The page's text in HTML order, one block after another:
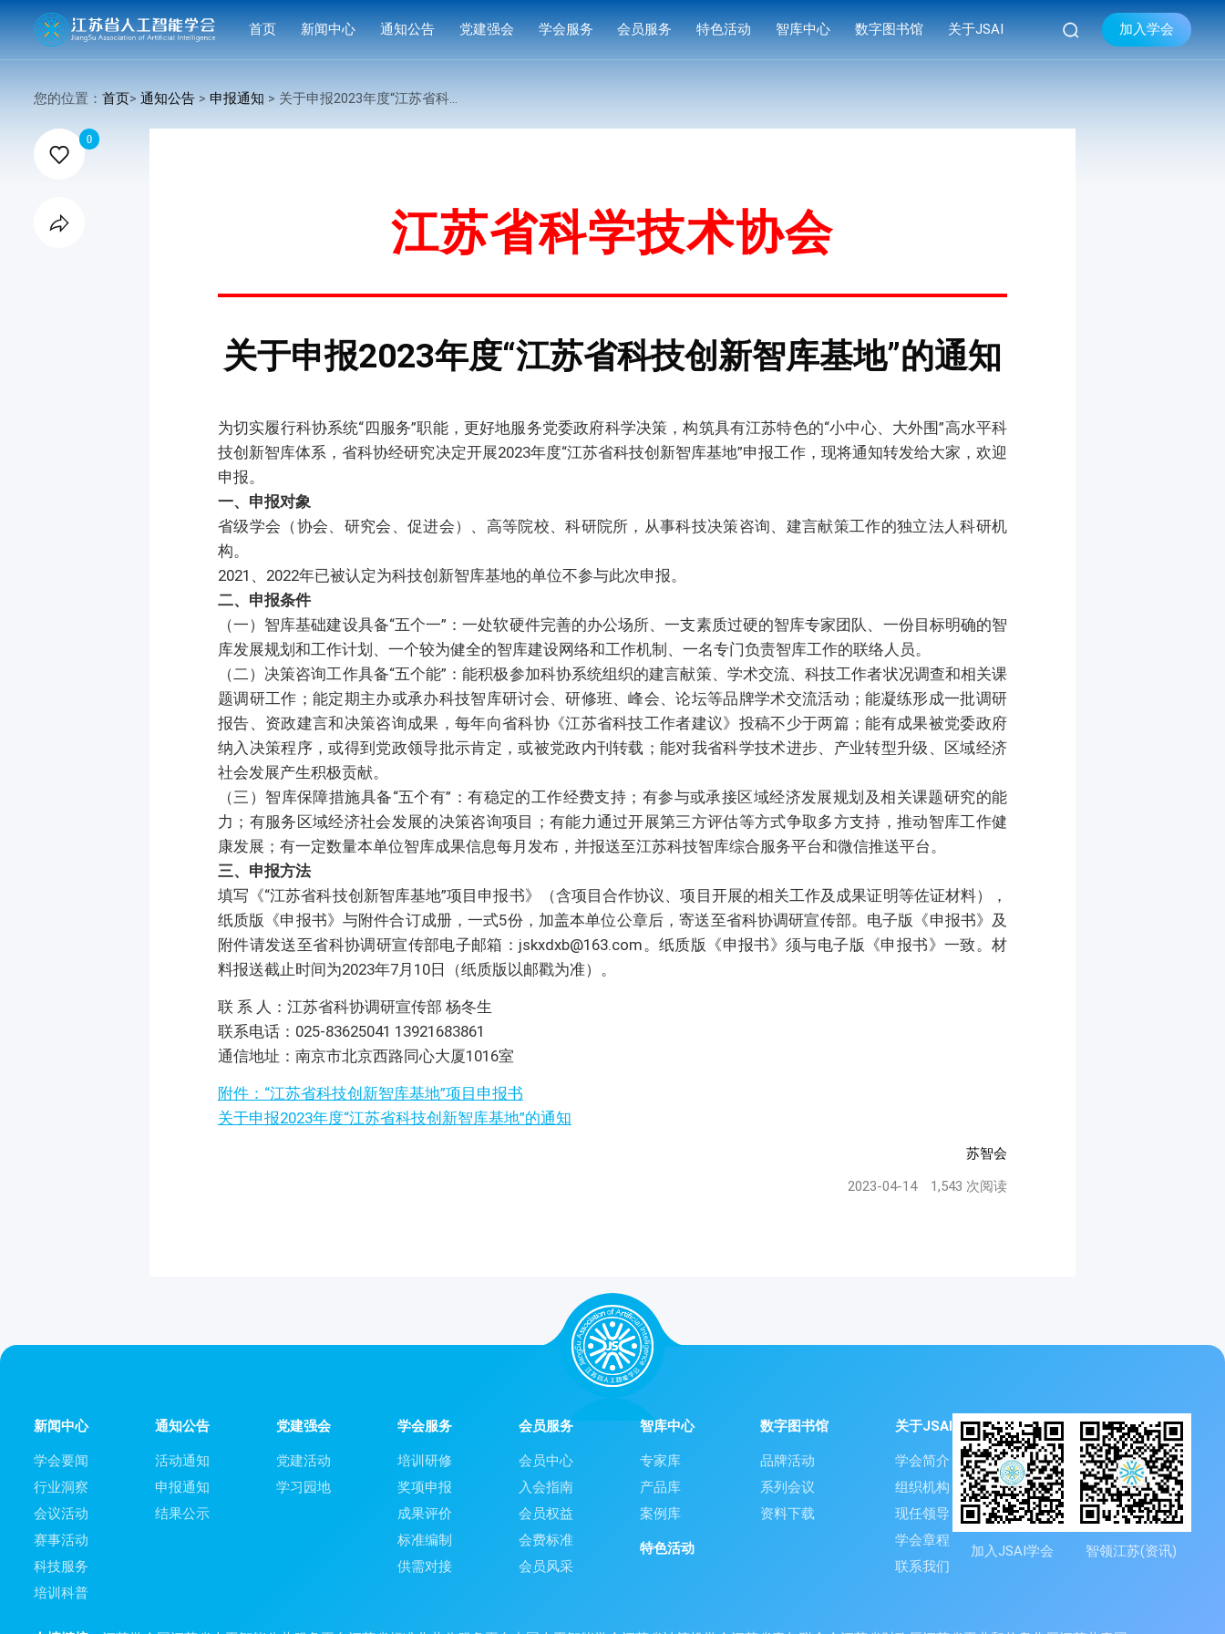
首页 新闻中心 通知公告 党建强会 学会服务
供需对接
会员服务
会员风采
特色活动 智库中心 数字图书馆 关于JSAI  加入学会
您的位置：首页>通知公告 >申报通知 > 关于申报2023年度“江苏省科技创新智库基地”的通知

0
 江苏省科学技术协会
关于申报2023年度“江苏省科技创新智库基地”的通知
为切实履行科协系统“四服务”职能，更好地服务党委政府科学决策，构筑具有江苏特色的“小中心、大外围”高水平科
技创新智库体系，省科协经研究决定开展2023年度“江苏省科技创新智库基地”申报工作，现将通知转发给大家，欢迎
申报。
一、申报对象
省级学会（协会、研究会、促进会）、高等院校、科研院所，从事科技决策咨询、建言献策工作的独立法人科研机
构。
2021、2022年已被认定为科技创新智库基地的单位不参与此次申报。
二、申报条件
（一）智库基础建设具备“五个一”：一处软硬件完善的办公场所、一支素质过硬的智库专家团队、一份目标明确的智
库发展规划和工作计划、一个较为健全的智库建设网络和工作机制、一名专门负责智库工作的联络人员。
（二）决策咨询工作具备“五个能”：能积极参加科协系统组织的建言献策、学术交流、科技工作者状况调查和相关课
题调研工作；能定期主办或承办科技智库研讨会、研修班、峰会、论坛等品牌学术交流活动；能凝练形成一批调研
报告、资政建言和决策咨询成果，每年向省科协《江苏省科技工作者建议》投稿不少于两篇；能有成果被党委政府
纳入决策程序，或得到党政领导批示肯定，或被党政内刊转载；能对我省科学技术进步、产业转型升级、区域经济
社会发展产生积极贡献。
（三）智库保障措施具备“五个有”：有稳定的工作经费支持；有参与或承接区域经济发展规划及相关课题研究的能
力；有服务区域经济社会发展的决策咨询项目；有能力通过开展第三方评估等方式争取多方支持，推动智库工作健
康发展；有一定数量本单位智库成果信息每月发布，并报送至江苏科技智库综合服务平台和微信推送平台。
三、申报方法
填写《“江苏省科技创新智库基地”项目申报书》（含项目合作协议、项目开展的相关工作及成果证明等佐证材料），
纸质版《申报书》与附件合订成册，一式5份，加盖本单位公章后，寄送至省科协调研宣传部。电子版《申报书》及
附件请发送至省科协调研宣传部电子邮箱：jskxdxb@163.com。纸质版《申报书》须与电子版《申报书》一致。材
料报送截止时间为2023年7月10日（纸质版以邮戳为准）。
联 系 人：江苏省科协调研宣传部 杨冬生
联系电话：025-83625041 13921683861
通信地址：南京市北京西路同心大厦1016室
附件：“江苏省科技创新智库基地”项目申报书
关于申报2023年度“江苏省科技创新智库基地”的通知
苏智会
2023-04-14
1,543 次阅读
新闻中心
学会要闻
行业洞察
会议活动
赛事活动
科技服务
培训科普
通知公告
活动通知
申报通知
结果公示
党建强会
党建活动
学习园地
学会服务
培训研修
奖项申报
成果评价
标准编制
供需对接
会员服务
会员中心
入会指南
会员权益
会费标准
会员风采
智库中心
专家库
产品库
案例库
特色活动
数字图书馆
品牌活动
系列会议
资料下载
关于JSAI
学会简介
组织机构
现任领导
学会章程
联系我们
加入JSAI学会 智领江苏(资讯)